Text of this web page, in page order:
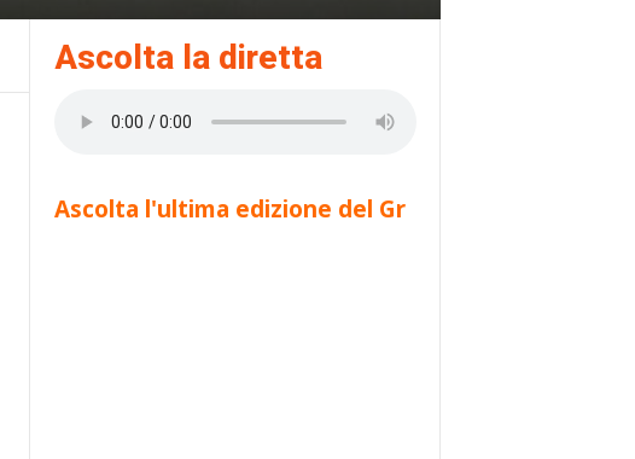
Ascolta la diretta
Ascolta l'ultima edizione del Gr